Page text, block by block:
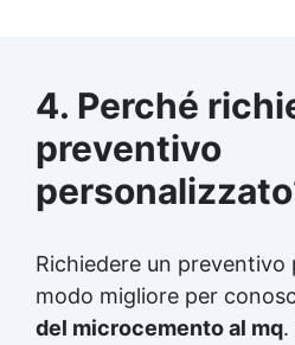
4. Perché
preventivo
Richiedere un preventivo
modo migliore per
del microcemento al mq.